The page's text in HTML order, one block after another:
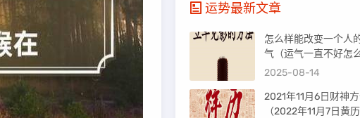
运势最新文章
怎么样能改变一个人
气（运气一直不好怎
解）
2025-08-14
2021年11月6日财神
（2022年11月7日黄